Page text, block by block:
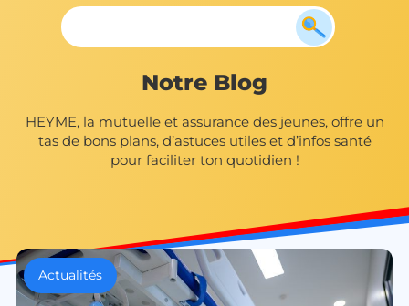
Notre Blog
HEYME, la mutuelle et assurance des jeunes, offre un
tas de bons plans, d’astuces utiles et d’infos santé
pour faciliter ton quotidien !
Actualités